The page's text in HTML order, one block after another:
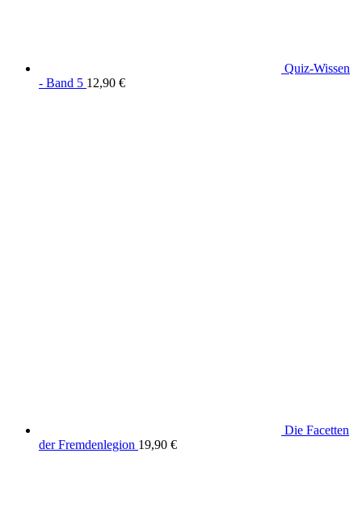
Quiz-Wissen
- Band 5 12,90 €
Die Facetten
der Fremdenlegion 19,90 €